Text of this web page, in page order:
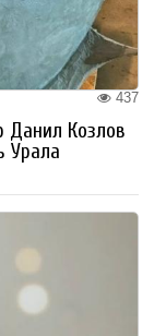
437
Данил Козлов
Урала